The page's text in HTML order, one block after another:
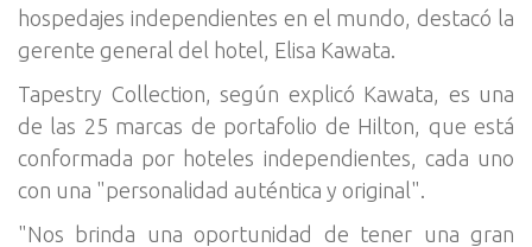
hospedajes independientes en el mundo, destacó la
gerente general del hotel, Elisa Kawata.
Tapestry Collection, según explicó Kawata, es una
de las 25 marcas de portafolio de Hilton, que está
conformada por hoteles independientes, cada uno
con una "personalidad auténtica y original".
"Nos brinda una oportunidad de tener una gran